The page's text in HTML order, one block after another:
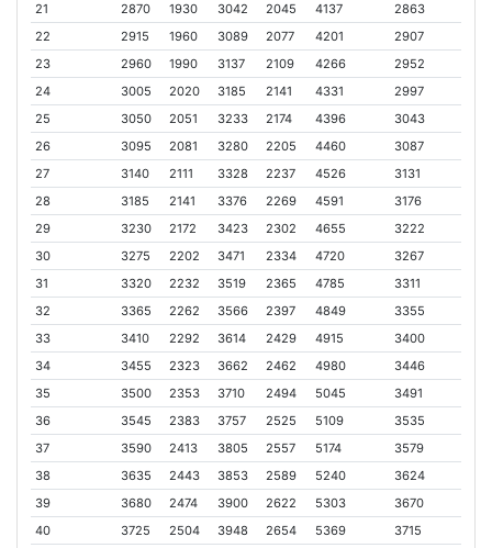
21 2870 1930 3042 2045 4137
2863
22
2915 1960 3089 2077 4201
2907
23
2960 1990 3137 2109 4266
2952
24
3005 2020 3185 2141 4331
2997
25
3050 2051 3233 2174 4396
3043
26
3095 2081 3280 2205 4460
3087
27
3140 2111 3328 2237 4526
3131
28
3185 2141 3376 2269 4591
3176
29
3230 2172 3423 2302 4655
3222
30
3275 2202 3471 2334 4720
3267
31
3320 2232 3519 2365 4785
3311
32
3365 2262 3566 2397 4849
3355
33
3410 2292 3614 2429 4915
3400
34
3455 2323 3662 2462 4980
3446
35
3500 2353 3710 2494 5045
3491
36
3545 2383 3757 2525 5109
3535
37
3590 2413 3805 2557 5174
3579
38
3635 2443 3853 2589 5240
3624
39
3680 2474 3900 2622 5303
3670
40
3725 2504 3948 2654 5369
3715